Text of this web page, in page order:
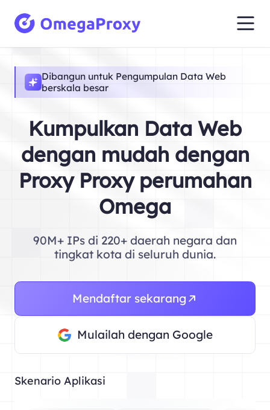
Dibangun untuk Pengumpulan Data Web
berskala besar
Kumpulkan Data Web
dengan mudah dengan
Proxy Proxy perumahan
Omega
90M+ IPs di 220+ daerah negara dan
tingkat kota di seluruh dunia.
Mendaftar sekarang
Mulailah dengan Google
Skenario Aplikasi